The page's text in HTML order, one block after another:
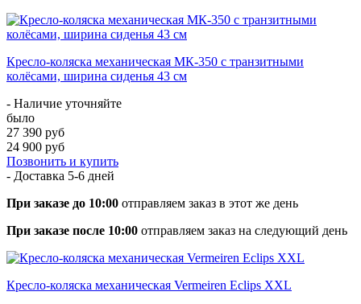
Кресло-коляска механическая МК-350 с транзитными
колёсами, ширина сиденья 43 см
- Наличие уточняйте
было
27 390 руб
24 900 руб
Позвонить и купить
- Доставка 5-6 дней
При заказе до 10:00 отправляем заказ в этот же день
При заказе после 10:00 отправляем заказ на следующий день
Кресло-коляска механическая Vermeiren Eclips XXL